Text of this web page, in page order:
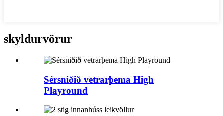
skyldurvörur
Sérsniðið vetrarþema High
Playround